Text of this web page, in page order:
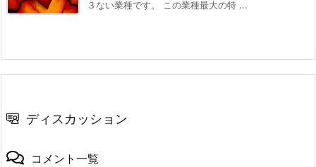
３ない業種です。 この業種最大の特 ...
ディスカッション
コメント一覧